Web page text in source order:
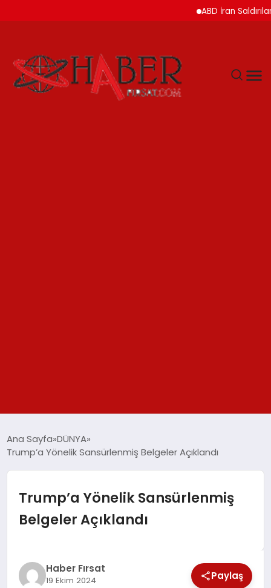
ABD İran Saldırılarını
SPOR
YAŞAM
TEKNOLOJİ
Ana Sayfa DÜNYA
Trump’a Yönelik Sansürlenmiş Belgeler Açıklandı
Trump’a Yönelik Sansürlenmiş
Belgeler Açıklandı
Haber Fırsat
19 Ekim 2024 Paylaş